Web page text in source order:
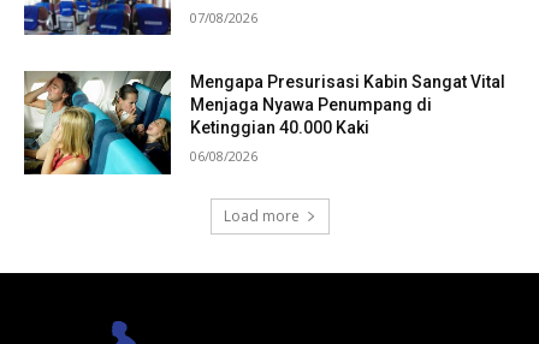
07/08/2026
Mengapa Presurisasi Kabin Sangat Vital
Menjaga Nyawa Penumpang di
Ketinggian 40.000 Kaki
06/08/2026
Load more